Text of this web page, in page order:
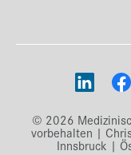
© 2026
vorbehalten |
Innsbruck |